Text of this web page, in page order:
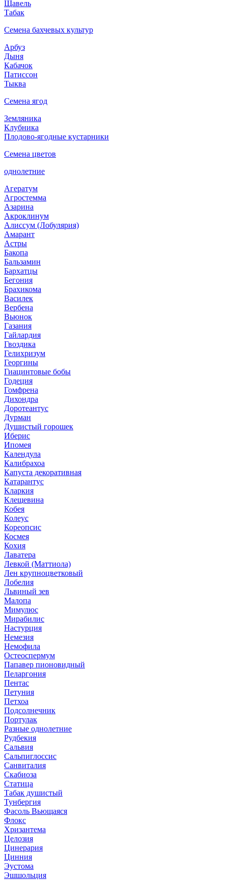
Щавель
Табак
Семена бахчевых культур
Арбуз
Дыня
Кабачок
Патиссон
Тыква
Семена ягод
Земляника
Клубника
Плодово-ягодные кустарники
Семена цветов
однолетние
Агератум
Агростемма
Азарина
Акроклинум
Алиссум (Лобулярия)
Амарант
Астры
Бакопа
Бальзамин
Бархатцы
Бегония
Брахикома
Василек
Вербена
Вьюнок
Газания
Гайлардия
Гвоздика
Гелихризум
Георгины
Гиацинтовые бобы
Годеция
Гомфрена
Дихондра
Доротеантус
Дурман
Душистый горошек
Иберис
Ипомея
Календула
Калибрахоа
Капуста декоративная
Катарантус
Кларкия
Клещевина
Кобея
Колеус
Кореопсис
Космея
Кохия
Лаватера
Левкой (Маттиола)
Лен крупноцветковый
Лобелия
Львиный зев
Малопа
Мимулюс
Мирабилис
Настурция
Немезия
Немофила
Остеоспермум
Папавер пионовидный
Пеларгония
Пентас
Петуния
Петхоа
Подсолнечник
Портулак
Разные однолетние
Рудбекия
Сальвия
Сальпиглоссис
Санвиталия
Скабиоза
Статица
Табак душистый
Тунбергия
Фасоль Вьющаяся
Флокс
Хризантема
Целозия
Цинерария
Цинния
Эустома
Эшшольция